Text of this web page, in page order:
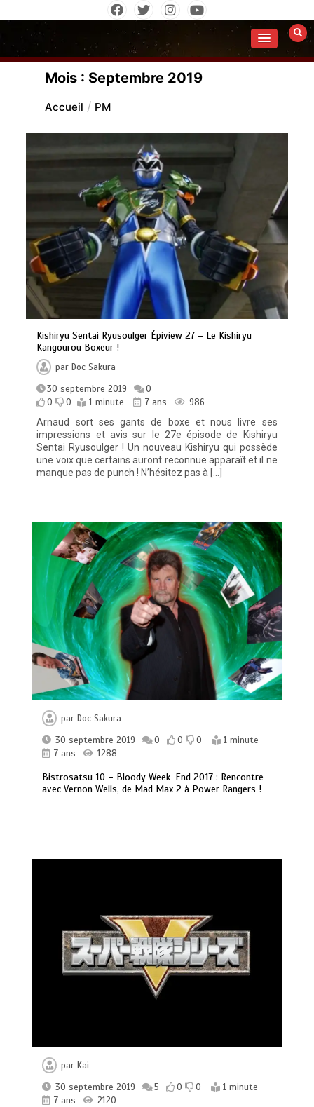
contenu
Mois : Septembre 2019
Accueil PM
Kishiryu Sentai Ryusoulger Épiview 27 – Le Kishiryu
Kangourou Boxeur !
par Doc Sakura
30 septembre 2019
0
0
0 1 minute 7 ans
986
Arnaud sort ses gants de boxe et nous livre ses
impressions et avis sur le 27e épisode de Kishiryu
Sentai Ryusoulger ! Un nouveau Kishiryu qui possède
une voix que certains auront reconnue apparaît et il ne
manque pas de punch ! N’hésitez pas à […]
par Doc Sakura
30 septembre 2019
0 0 0
1 minute
7 ans
1288
Bistrosatsu 10 – Bloody Week-End 2017 : Rencontre
avec Vernon Wells, de Mad Max 2 à Power Rangers !
par Kai
30 septembre 2019
5 0 0
1 minute
7 ans
2120